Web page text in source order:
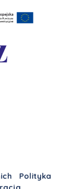
Polityka